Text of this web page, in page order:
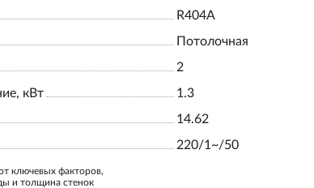
R404A
Потолочная
2
кВт
1.3
14.62
220/1~/50
ключевых факторов,
и толщина стенок